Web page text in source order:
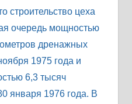
строительство цеха
очередь мощностью
дренажных
1975 года и
6,3 тысяч
января 1976 года. В